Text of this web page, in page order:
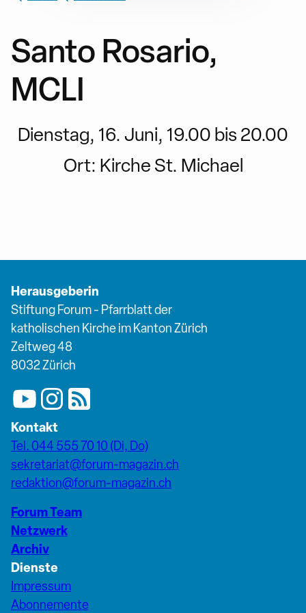
Santo Rosario,
MCLI
Dienstag, 16. Juni, 19.00 bis 20.00
Ort: Kirche St. Michael
Herausgeberin
Stiftung Forum - Pfarrblatt der
katholischen Kirche im Kanton Zürich
Zeltweg 48
8032 Zürich
Kontakt
Tel. 044 555 70 10 (Di, Do)
sekretariat@forum-magazin.ch
redaktion@forum-magazin.ch
Forum Team
Netzwerk
Archiv
Dienste
Impressum
Abonnemente